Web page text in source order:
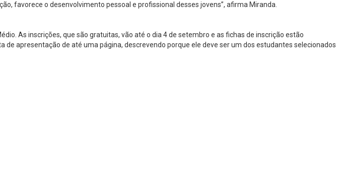
favorece o desenvolvimento pessoal e profissional desses jovens”, afirma Miranda.
As inscrições, que são gratuitas, vão até o dia 4 de setembro e as fichas de inscrição estão
apresentação de até uma página, descrevendo porque ele deve ser um dos estudantes selecionados